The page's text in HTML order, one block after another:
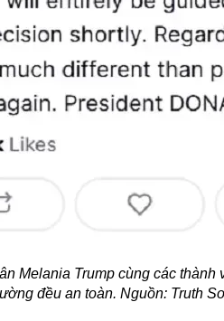
Melania Trump cùng các
đều an toàn. Nguồn: Truth